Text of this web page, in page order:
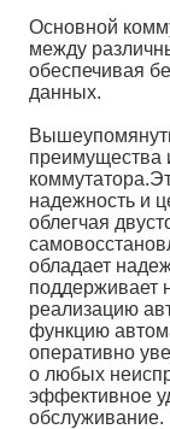
Основной
между
обеспечивая
данных.
преимущества
надежность и
облегчая
обладает
поддерживает
реализацию
функцию
оперативно
о любых
эффективное
обслуживание.